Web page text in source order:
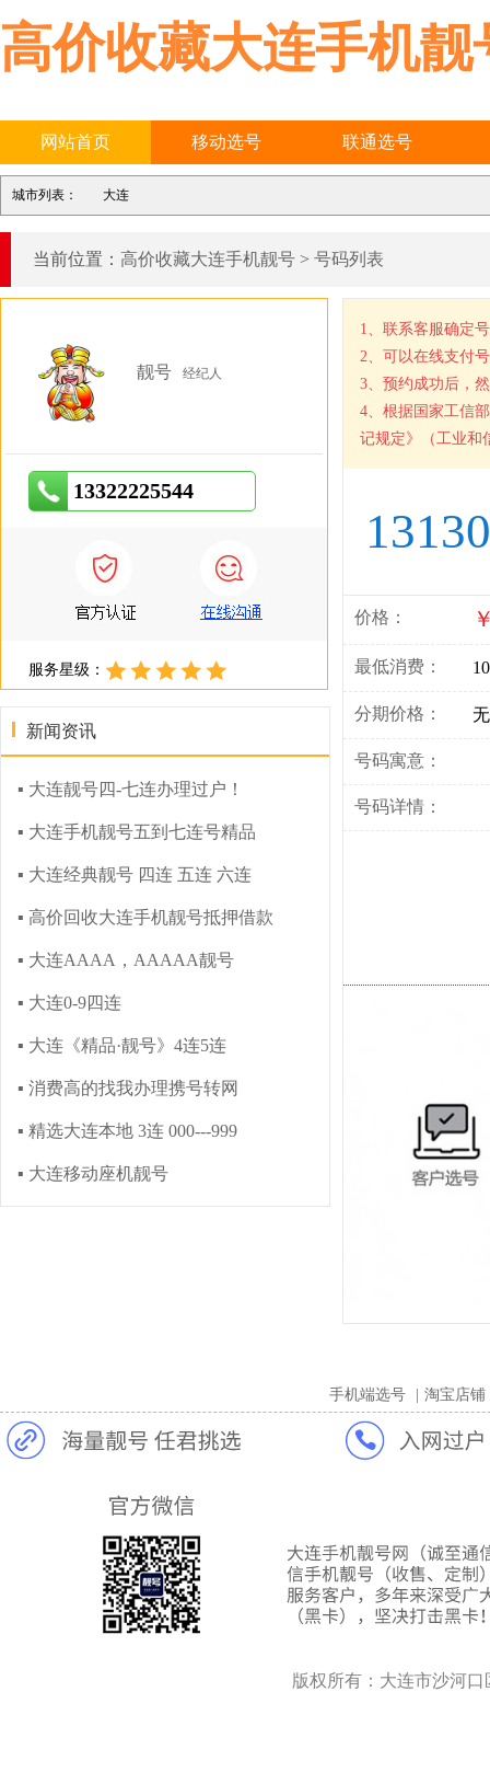
高价收藏大连手机靓
网站首页 移动选号 联通选号
城市列表： 大连
当前位置： 高价收藏大连手机靓号 > 号码列表
1、联系客服确定
2、可以在线支付
3、预约成功后，
4、根据国家工信
记规定》（工业和
价格：
最低消费：
分期价格： 无
号码寓意：
号码详情：
靓号 经纪人
13322225544
服务星级：
新闻资讯
▪ 大连靓号四-七连办理过户！
▪ 大连手机靓号五到七连号精品
▪ 大连经典靓号 四连 五连 六连
▪ 高价回收大连手机靓号抵押借款
▪ 大连AAAA，AAAAA靓号
▪ 大连0-9四连
▪ 大连《精品·靓号》4连5连
▪ 消费高的找我办理携号转网
▪ 精选大连本地 3连 000---999
▪ 大连移动座机靓号
手机端选号 淘宝店铺
版权所有：大连市沙河